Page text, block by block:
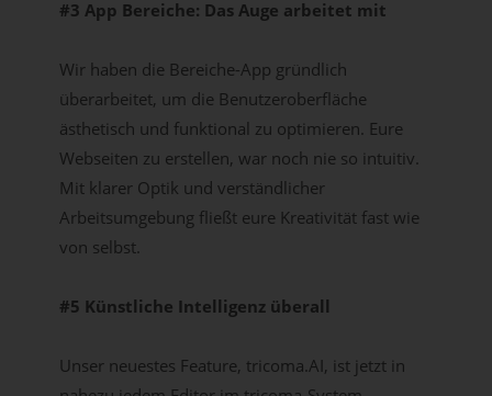
#3 App Bereiche: Das Auge arbeitet mit
Wir haben die Bereiche-App gründlich
überarbeitet, um die Benutzeroberfläche
ästhetisch und funktional zu optimieren. Eure
Webseiten zu erstellen, war noch nie so intuitiv.
Mit klarer Optik und verständlicher
Arbeitsumgebung fließt eure Kreativität fast wie
von selbst.
#5 Künstliche Intelligenz überall
Unser neuestes Feature, tricoma.AI, ist jetzt in